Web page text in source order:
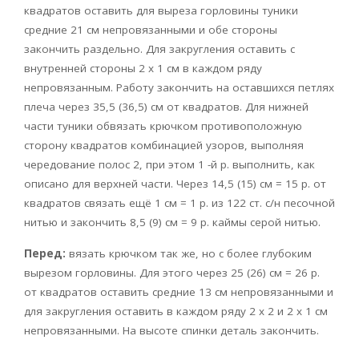
квадратов оставить для выреза горловины туники
средние 21 см непровязанными и обе стороны
закончить раздельно. Для закругления оставить с
внутренней стороны 2 х 1 см в каждом ряду
непровязанным. Работу закончить на оставшихся петлях
плеча через 35,5 (36,5) см от квадратов. Для нижней
части туники обвязать крючком противоположную
сторону квадратов комбинацией узоров, выполняя
чередование полос 2, при этом 1 -й р. выполнить, как
описано для верхней части. Через 14,5 (15) см = 15 р. от
квадратов связать ещё 1 см = 1 р. из 122 ст. с/н песочной
нитью и закончить 8,5 (9) см = 9 р. каймы серой нитью.
Перед: вязать крючком так же, но с более глубоким
вырезом горловины. Для этого через 25 (26) см = 26 р.
от квадратов оставить средние 13 см непровязанными и
для закругления оставить в каждом ряду 2 х 2 и 2 х 1 см
непровязанными. На высоте спинки деталь закончить.